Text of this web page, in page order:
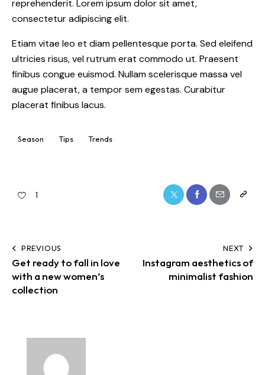
reprehenderit. Lorem ipsum dolor sit amet,
consectetur adipiscing elit.
Etiam vitae leo et diam pellentesque porta. Sed eleifend
ultricies risus, vel rutrum erat commodo ut. Praesent
finibus congue euismod. Nullam scelerisque massa vel
augue placerat, a tempor sem egestas. Curabitur
placerat finibus lacus.
Season Tips Trends
1
PREVIOUS
Get ready to fall in love
with a new women’s
collection
NEXT
Instagram aesthetics of
minimalist fashion